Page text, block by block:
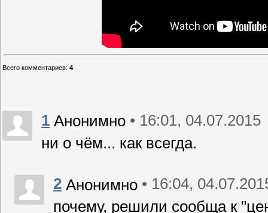
Всего комментариев: 4
1 Анонимно • 16:01, 04.07.2015
ни о чём... как всегда.
2 Анонимно • 16:04,
почему, решили сообща к